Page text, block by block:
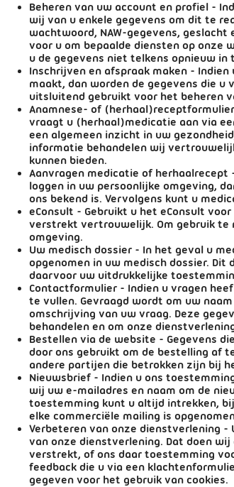
Beheren van uw account en profiel -
wij van u enkele gegevens om dit te
wachtwoord, NAW-gegevens,
voor u om bepaalde diensten op onze
u de gegevens niet telkens opnieuw in
Inschrijven en afspraak maken - Indien
maakt, dan worden de gegevens die
uitsluitend gebruikt voor het beheren
Anamnese- of (herhaal)receptformulier
vraagt u (herhaal)medicatie aan via
een algemeen inzicht in uw
informatie behandelen wij
kunnen bieden.
Aanvragen medicatie of herhaalrecept
loggen in uw persoonlijke omgeving,
ons bekend is. Vervolgens kunt u
eConsult - Gebruikt u het eConsult
verstrekt vertrouwelijk. Om gebruik te
omgeving.
Uw medisch dossier - In het geval u
opgenomen in uw medisch dossier.
daarvoor uw uitdrukkelijke
Contactformulier - Indien u vragen
te vullen. Gevraagd wordt om uw
omschrijving van uw vraag. Deze
behandelen en om onze
Bestellen via de website - Gegevens
door ons gebruikt om de bestelling af
andere partijen die betrokken zijn bij
Nieuwsbrief - Indien u ons
wij uw e-mailadres en naam om de
toestemming kunt u altijd intrekken,
elke commerciële mailing is
Verbeteren van onze dienstverlening -
van onze dienstverlening. Dat doen
verstrekt, of ons daar toestemming
feedback die u via een
gegeven voor het gebruik van cookies.